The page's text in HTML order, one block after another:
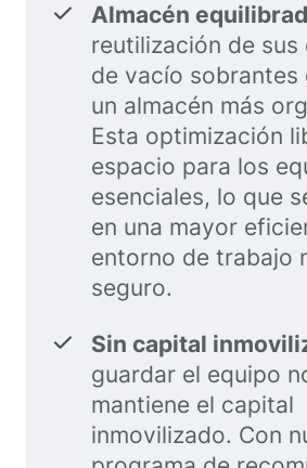
Almacén
reutilización de sus
de vacío sobrantes
un almacén más
Esta optimización
espacio para los
esenciales, lo que
en una mayor
entorno de trabajo
seguro.
Sin capital
guardar el equipo
mantiene el capital
inmovilizado. Con